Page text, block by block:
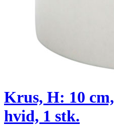
Krus, H: 10
hvid, 1 stk.